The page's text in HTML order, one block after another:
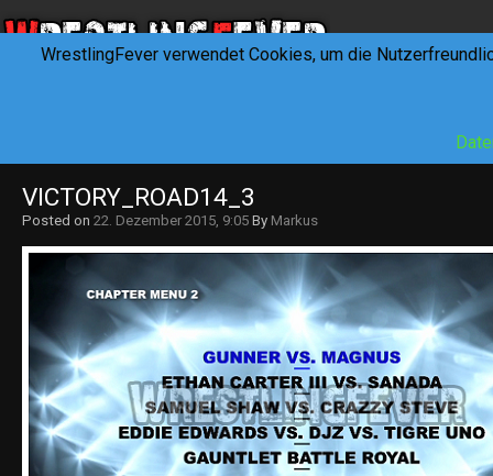
VICTORY_ROAD14_3
Posted on 22. Dezember 2015, 9:05 By Markus
WrestlingFever verwendet Cookies, um die